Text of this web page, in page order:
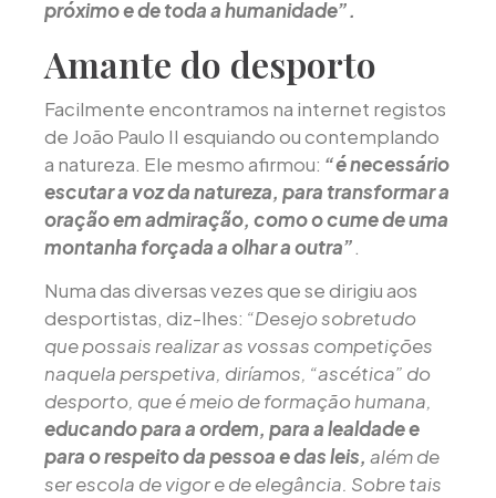
próximo e de toda a humanidade”.
Amante do desporto
Facilmente encontramos na internet registos
de João Paulo II esquiando ou contemplando
a natureza. Ele mesmo afirmou: “é necessário
escutar a voz da natureza, para transformar a
oração em admiração, como o cume de uma
montanha forçada a olhar a outra”.
Numa das diversas vezes que se dirigiu aos
desportistas, diz-lhes: “Desejo sobretudo
que possais realizar as vossas competições
naquela perspetiva, diríamos, “ascética” do
desporto, que é meio de formação humana,
educando para a ordem, para a lealdade e
para o respeito da pessoa e das leis, além de
ser escola de vigor e de elegância. Sobre tais